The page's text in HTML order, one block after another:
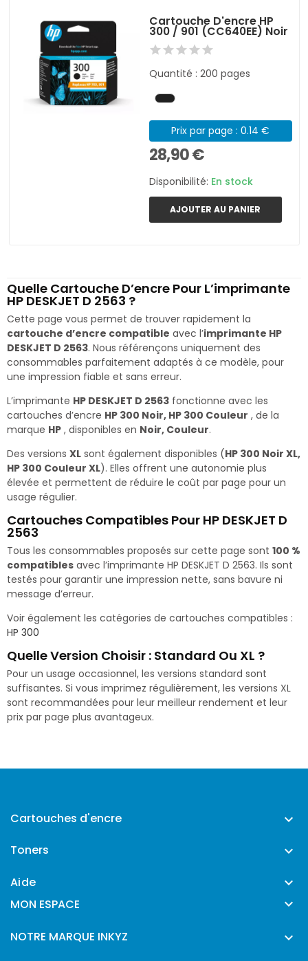
Cartouche D'encre HP
300 / 901 (CC640EE) Noir
Quantité : 200 pages
Prix par page : 0.14 €
28,90 €
Disponibilité: En stock
AJOUTER AU PANIER
Quelle Cartouche D’encre Pour L’imprimante
HP DESKJET D 2563 ?
Cette page vous permet de trouver rapidement la
cartouche d’encre compatible avec l’imprimante HP
DESKJET D 2563. Nous référençons uniquement des
consommables parfaitement adaptés à ce modèle, pour
une impression fiable et sans erreur.
L’imprimante HP DESKJET D 2563 fonctionne avec les
cartouches d’encre HP 300 Noir, HP 300 Couleur , de la
marque HP , disponibles en Noir, Couleur.
Des versions XL sont également disponibles (HP 300 Noir XL,
HP 300 Couleur XL). Elles offrent une autonomie plus
élevée et permettent de réduire le coût par page pour un
usage régulier.
Cartouches Compatibles Pour HP DESKJET D
2563
Tous les consommables proposés sur cette page sont 100 %
compatibles avec l’imprimante HP DESKJET D 2563. Ils sont
testés pour garantir une impression nette, sans bavure ni
message d’erreur.
Voir également les catégories de cartouches compatibles :
HP 300
Quelle Version Choisir : Standard Ou XL ?
Pour un usage occasionnel, les versions standard sont
suffisantes. Si vous imprimez régulièrement, les versions XL
sont recommandées pour leur meilleur rendement et leur
prix par page plus avantageux.
Cartouches d'encre 
Toners 
Aide 
MON ESPACE 
NOTRE MARQUE INKYZ 